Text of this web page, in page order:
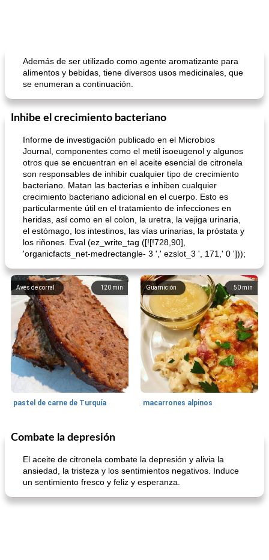
Además de ser utilizado como agente aromatizante para
alimentos y bebidas, tiene diversos usos medicinales, que
se enumeran a continuación.
Inhibe el crecimiento bacteriano
Informe de investigación publicado en el Microbios
Journal, componentes como el metil isoeugenol y algunos
otros que se encuentran en el aceite esencial de citronela
son responsables de inhibir cualquier tipo de crecimiento
bacteriano. Matan las bacterias e inhiben cualquier
crecimiento bacteriano adicional en el cuerpo. Esto es
particularmente útil en el tratamiento de infecciones en
heridas, así como en el colon, la uretra, la vejiga urinaria,
el estómago, los intestinos, las vías urinarias, la próstata y
los riñones. Eval (ez_write_tag ([![!728,90],
'organicfacts_net-medrectangle- 3 ',' ezslot_3 ', 171,' 0 ']));
120 min
Aves de corral
pastel de carne de Turquía
50 min
Guarnición
macarrones alpinos
215min
Cocina del mundo
Combate la depresión
El aceite de citronela combate la depresión y alivia la
ansiedad, la tristeza y los sentimientos negativos. Induce
un sentimiento fresco y feliz y esperanza.